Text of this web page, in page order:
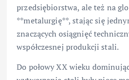
przedsiębiorstwa, ale też na
**metalurgię**, stając się
znaczących osiągnięć
współczesnej produkcji stali.
Do połowy XX wieku